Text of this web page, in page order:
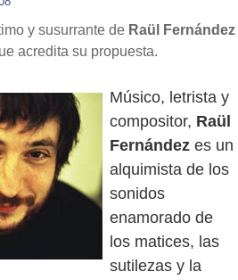
y susurrante de Raül Fernández
acredita su propuesta.
Músico, letrista y
compositor, Raül
Fernández es un
alquimista de los
sonidos
enamorado de
los matices, las
sutilezas y la